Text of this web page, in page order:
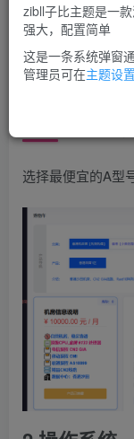
搭建安装步骤
1.首先你
选择最便宜的A型
zibll子比主题是一
强大，配置简单
这是一条系统弹窗
管理员可在主题设